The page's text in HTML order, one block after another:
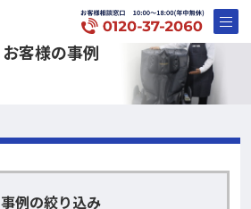
お客様の事例
事例の絞り込み